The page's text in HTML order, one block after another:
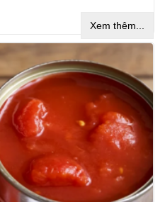
Xem thêm...